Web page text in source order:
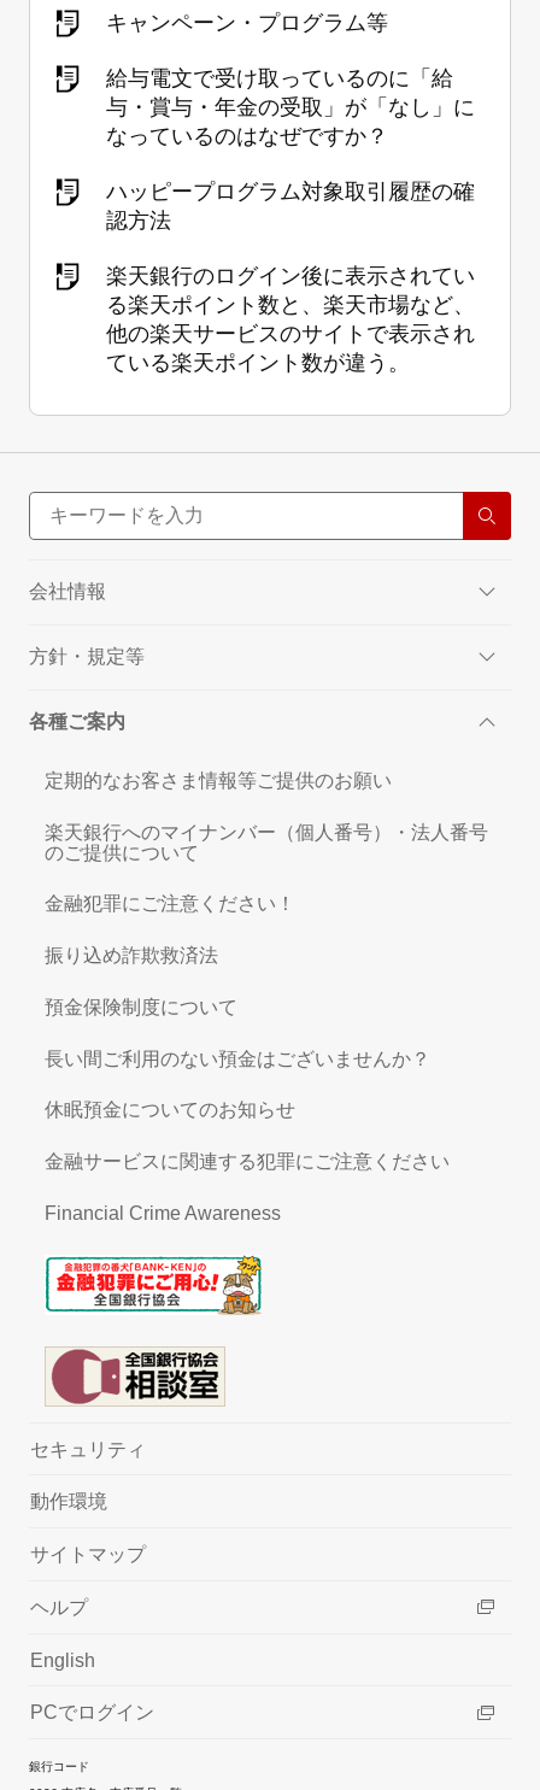
キャンペーン・プログラム等
給与電文で受け取っているのに「給
与・賞与・年金の受取」が「なし」に
なっているのはなぜですか？
ハッピープログラム対象取引履歴の確
認方法
楽天銀行のログイン後に表示されてい
る楽天ポイント数と、楽天市場など、
他の楽天サービスのサイトで表示され
ている楽天ポイント数が違う。
会社情報
方針・規定等
各種ご案内
定期的なお客さま情報等ご提供のお願い
楽天銀行へのマイナンバー（個人番号）・法人番号
のご提供について
金融犯罪にご注意ください！
振り込め詐欺救済法
預金保険制度について
長い間ご利用のない預金はございませんか？
休眠預金についてのお知らせ
金融サービスに関連する犯罪にご注意ください
Financial Crime Awareness
セキュリティ
動作環境
サイトマップ
ヘルプ
English
PCでログイン
銀行コード